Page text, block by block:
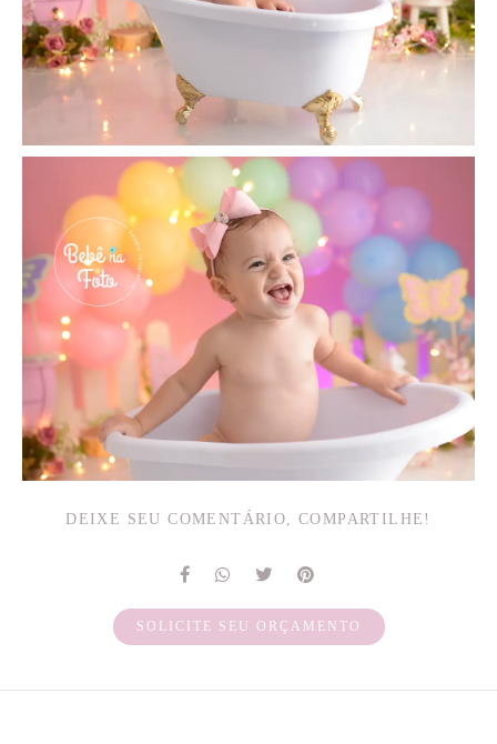
DEIXE SEU COMENTÁRIO, COMPARTILHE!
SOLICITE SEU ORÇAMENTO